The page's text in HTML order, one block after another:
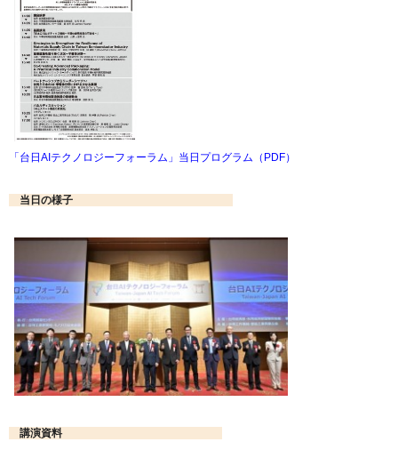
「台日AIテクノロジーフォーラム」当日プログラム（PDF）
当日の様子
講演資料